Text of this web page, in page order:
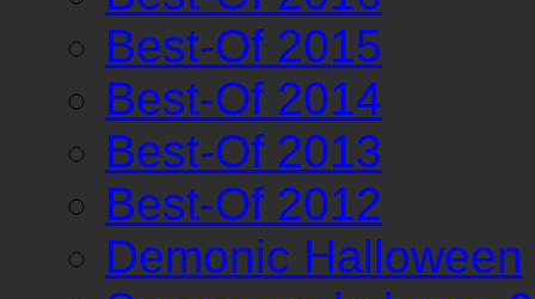
Best-Of 2015
Best-Of 2014
Best-Of 2013
Best-Of 2012
Demonic Halloween